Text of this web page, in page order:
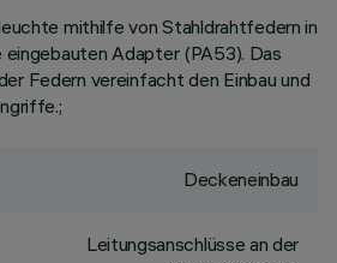
mithilfe von Stahldrahtfedern in
eingebauten Adapter (PA53). Das
Federn vereinfacht den Einbau und
Deckeneinbau
Leitungsanschlüsse an der